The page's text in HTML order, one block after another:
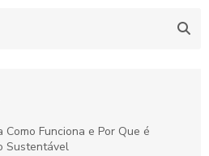
Funciona e Por Que é
Sustentável